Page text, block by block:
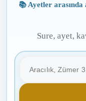
📚 Ayetler
Sure, ayet,